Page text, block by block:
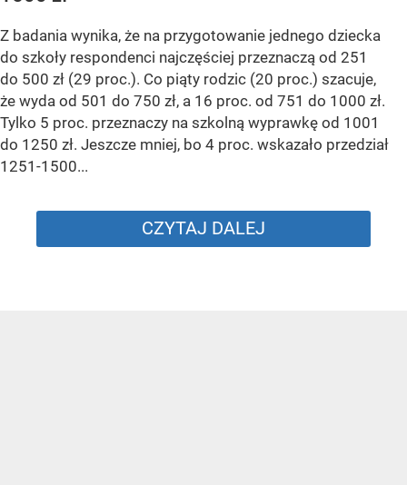
Z badania wynika, że na przygotowanie jednego dziecka
do szkoły respondenci najczęściej przeznaczą od 251
do 500 zł (29 proc.). Co piąty rodzic (20 proc.) szacuje,
że wyda od 501 do 750 zł, a 16 proc. od 751 do 1000 zł.
Tylko 5 proc. przeznaczy na szkolną wyprawkę od 1001
do 1250 zł. Jeszcze mniej, bo 4 proc. wskazało przedział
1251-1500...
CZYTAJ DALEJ